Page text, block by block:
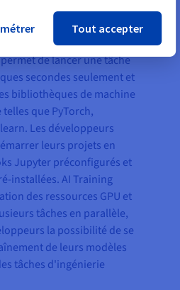
de la solution AI Training
sur le Public Cloud et
open source
de lancer une tâche
secondes seulement et
bibliothèques de machine
que PyTorch,
Les développeurs
leurs projets en
Jupyter préconfigurés et
installées. AI Training
des ressources GPU et
tâches en parallèle,
la possibilité de se
de leurs modèles
tâches d'ingénierie
Tout accepter